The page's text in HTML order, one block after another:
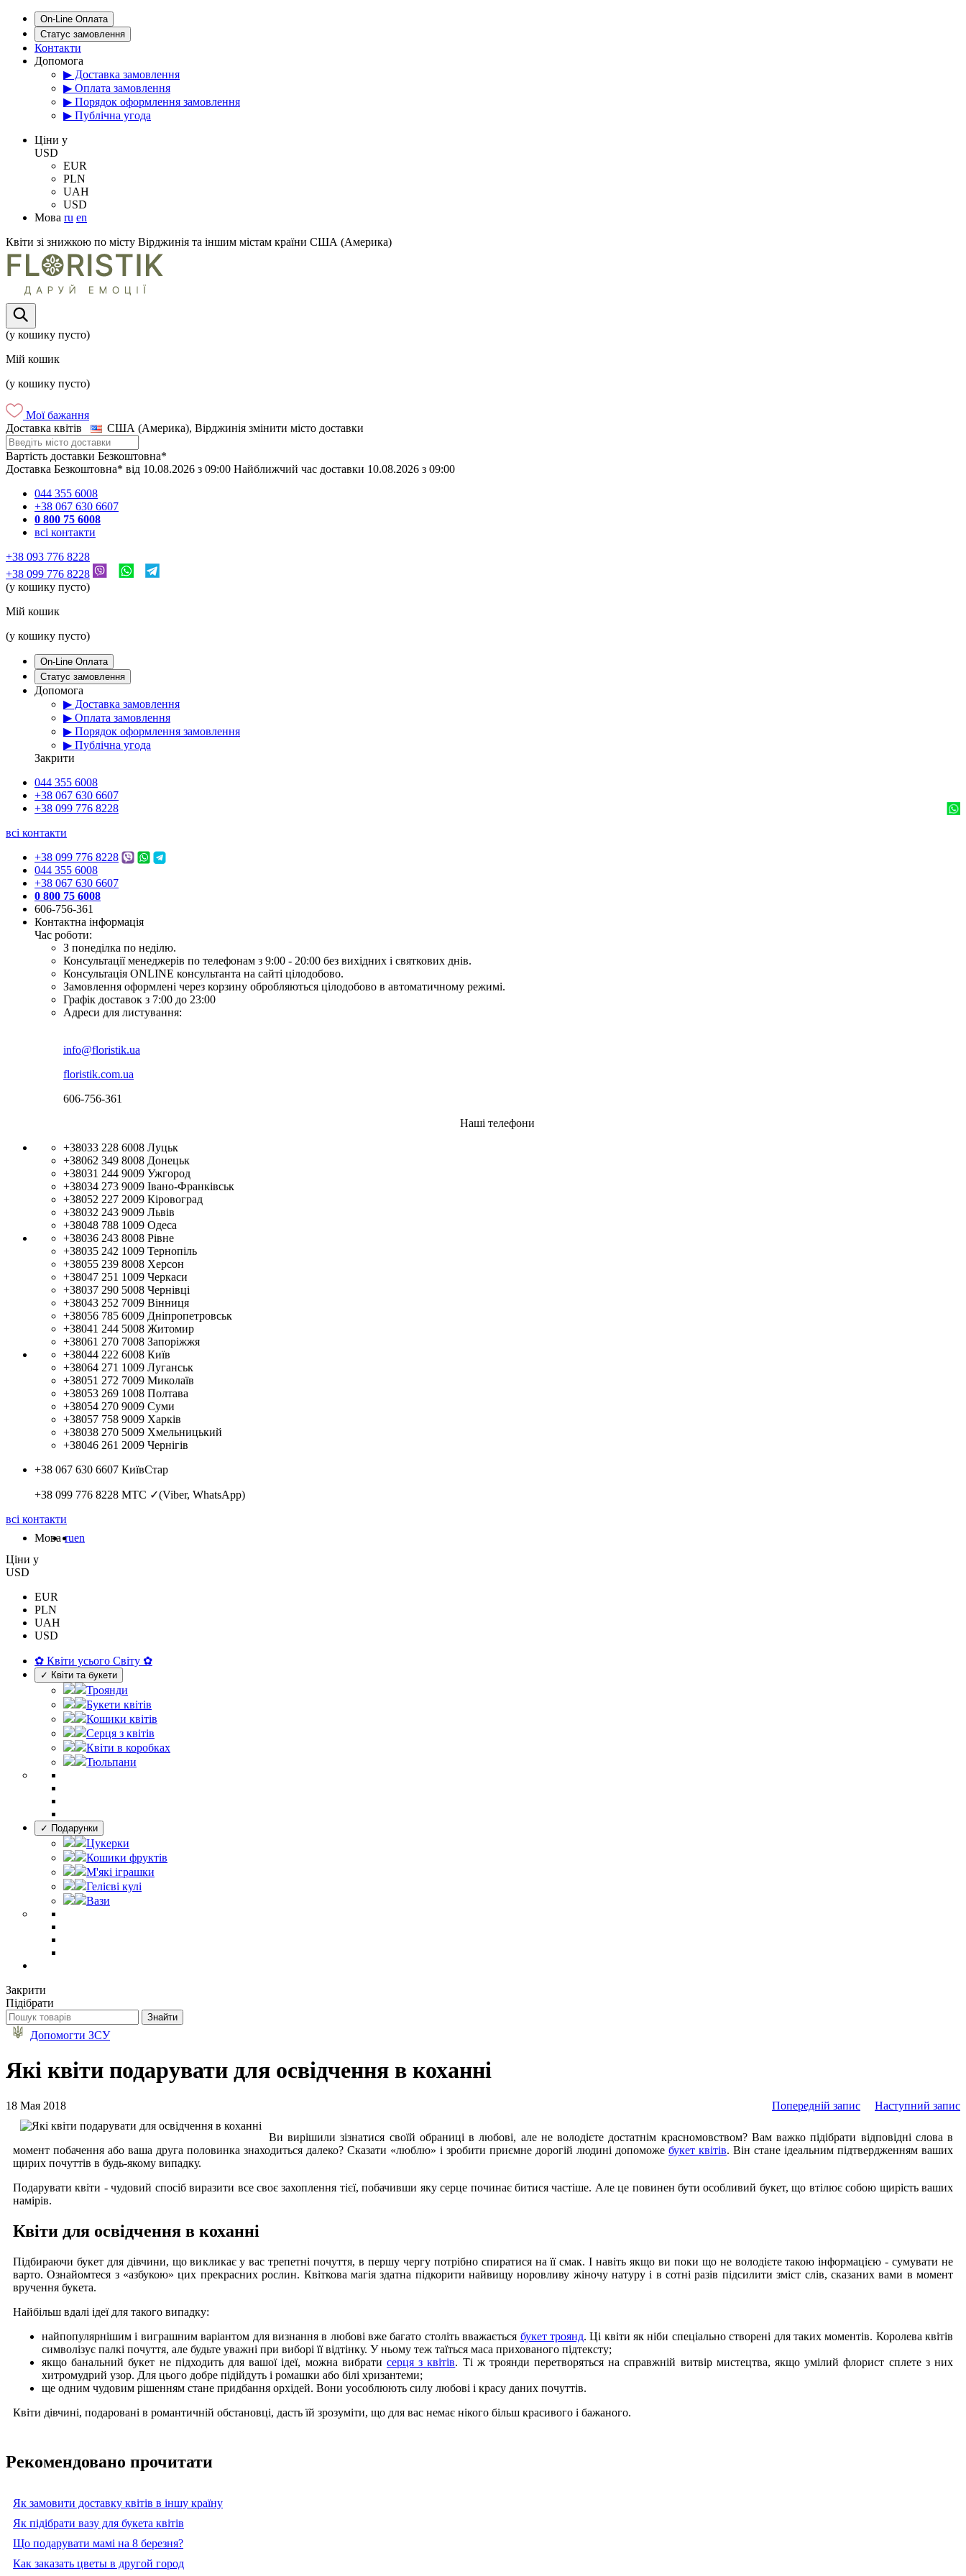
On-Line Оплата
Статус замовлення
Контакти
Допомога
▶ Доставка замовлення
▶ Оплата замовлення
▶ Порядок оформлення замовлення
▶ Публічна угода
Цiни у
USD
EUR
PLN
UAH
USD
Мова ru en
Квіти зі знижкою по місту Вірджинія та іншим містам країни США (Америка)
(у кошику пусто)
Мій кошик
(у кошику пусто)
Мої бажання
Доставка квітів
США (Америка), Вірджинія змінити місто доставки
Вартість доставки Безкоштовна*
Доставка Безкоштовна* від 10.08.2026 з 09:00 Найближчий час доставки 10.08.2026 з 09:00
044 355 6008
+38 067 630 6607
0 800 75 6008
всі контакти
+38 093 776 8228
+38 099 776 8228
(у кошику пусто)
Мій кошик
(у кошику пусто)
On-Line Оплата
Статус замовлення
Допомога
▶ Доставка замовлення
▶ Оплата замовлення
▶ Порядок оформлення замовлення
▶ Публічна угода
Закрити
044 355 6008
+38 067 630 6607
+38 099 776 8228
всі контакти
+38 099 776 8228
044 355 6008
+38 067 630 6607
0 800 75 6008
606-756-361
Контактна інформація
Час роботи:
З понеділка по неділю.
Консультації менеджерів по телефонам з 9:00 - 20:00 без вихідних і святкових днів.
Консультація ONLINE консультанта на сайті цілодобово.
Замовлення оформлені через корзину обробляються цілодобово в автоматичному режимі.
Графік доставок з 7:00 до 23:00
Адреси для листування:
info@floristik.ua
floristik.com.ua
606-756-361
Наші телефони
+38033 228 6008 Луцьк
+38062 349 8008 Донецьк
+38031 244 9009 Ужгород
+38034 273 9009 Івано-Франківськ
+38052 227 2009 Кіровоград
+38032 243 9009 Львів
+38048 788 1009 Одеса
+38036 243 8008 Рівне
+38035 242 1009 Тернопіль
+38055 239 8008 Херсон
+38047 251 1009 Черкаси
+38037 290 5008 Чернівці
+38043 252 7009 Вінниця
+38056 785 6009 Дніпропетровськ
+38041 244 5008 Житомир
+38061 270 7008 Запоріжжя
+38044 222 6008 Київ
+38064 271 1009 Луганськ
+38051 272 7009 Миколаїв
+38053 269 1008 Полтава
+38054 270 9009 Суми
+38057 758 9009 Харків
+38038 270 5009 Хмельницький
+38046 261 2009 Чернігів
+38 067 630 6607 КиївСтар
+38 099 776 8228 МТС ✓(Viber, WhatsApp)
всі контакти
Мова ruen
Цiни у
USD
EUR
PLN
UAH
USD
✿ Квіти усього Світу ✿
✓ Квіти та букети
Троянди
Букети квітів
Кошики квітів
Серця з квітів
Квіти в коробках
Тюльпани
✓ Подарунки
Цукерки
Кошики фруктів
М'які іграшки
Гелієві кулі
Вази
Закрити
Підібрати
Допомогти ЗСУ
Які квіти подарувати для освідчення в коханні
Попередній запис Наступний запис
18 Мая 2018
Ви вирішили зізнатися своїй обраниці в любові, але не володієте достатнім красномовством? Вам важко підібрати відповідні слова в
момент побачення або ваша друга половинка знаходиться далеко? Сказати «люблю» і зробити приємне дорогій людині допоможе букет квітів. Він стане ідеальним підтвердженням ваших
щирих почуттів в будь-якому випадку.
Подарувати квіти - чудовий спосіб виразити все своє захоплення тієї, побачивши яку серце починає битися частіше. Але це повинен бути особливий букет, що втілює собою щирість ваших
намірів.
Квіти для освідчення в коханні
Підбираючи букет для дівчини, що викликає у вас трепетні почуття, в першу чергу потрібно спиратися на її смак. І навіть якщо ви поки що не володієте такою інформацією - сумувати не
варто. Ознайомтеся з «азбукою» цих прекрасних рослин. Квіткова магія здатна підкорити найвищу норовливу жіночу натуру і в сотні разів підсилити зміст слів, сказаних вами в момент
вручення букета.
Найбільш вдалі ідеї для такого випадку:
найпопулярнішим і виграшним варіантом для визнання в любові вже багато століть вважається букет троянд. Ці квіти як ніби спеціально створені для таких моментів. Королева квітів
символізує палкі почуття, але будьте уважні при виборі її відтінку. У ньому теж таїться маса прихованого підтексту;
якщо банальний букет не підходить для вашої ідеї, можна вибрати серця з квітів. Ті ж троянди перетворяться на справжній витвір мистецтва, якщо умілий флорист сплете з них
хитромудрий узор. Для цього добре підійдуть і ромашки або білі хризантеми;
ще одним чудовим рішенням стане придбання орхідей. Вони уособлюють силу любові і красу даних почуттів.
Квіти дівчині, подаровані в романтичній обстановці, дасть їй зрозуміти, що для вас немає нікого більш красивого і бажаного.
Рекомендовано прочитати
Як замовити доставку квітів в іншу країну
Як підібрати вазу для букета квітів
Що подарувати мамі на 8 березня?
Как заказать цветы в другой город